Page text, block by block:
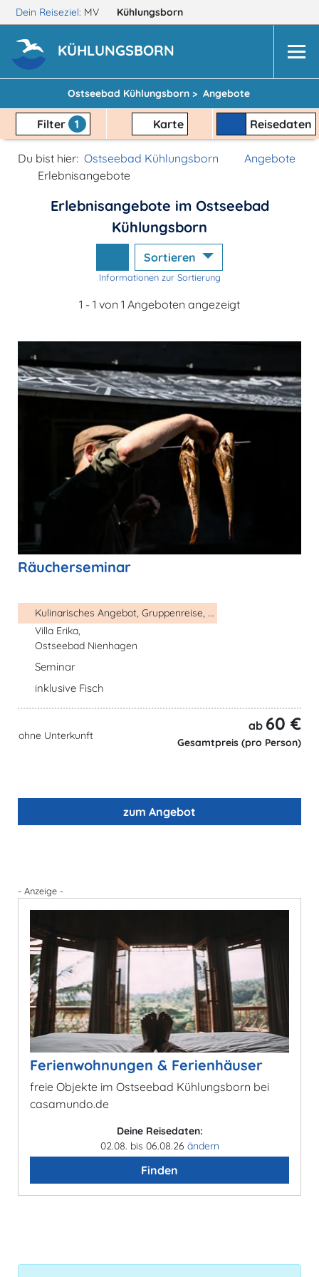
Dein Reiseziel: MV Kühlungsborn
KÜHLUNGSBORN
Ostseebad Kühlungsborn > Angebote
Filter 1 Karte Reisedaten
Du bist hier: Ostseebad Kühlungsborn
Angebote
Erlebnisangebote
Erlebnisangebote im Ostseebad
Kühlungsborn
Sortieren
Informationen zur Sortierung
1 - 1 von 1 Angeboten angezeigt
Räucherseminar
Kulinarisches Angebot, Gruppenreise, ...
Villa Erika,
Ostseebad Nienhagen
Seminar
inklusive Fisch
ohne Unterkunft
ab 60 €
Gesamtpreis (pro Person)
zum Angebot
- Anzeige -
Ferienwohnungen & Ferienhäuser
freie Objekte im Ostseebad Kühlungsborn bei
casamundo.de
Deine Reisedaten:
02.08. bis 06.08.26 ändern
Finden